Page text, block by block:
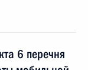
6 перечня